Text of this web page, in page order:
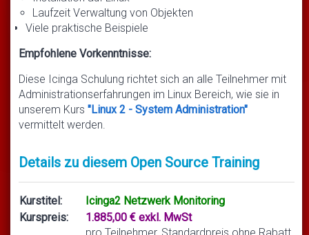
Laufzeit Verwaltung von Objekten
Viele praktische Beispiele
Empfohlene Vorkenntnisse:
Diese Icinga Schulung richtet sich an alle Teilnehmer mit
Administrationserfahrungen im Linux Bereich, wie sie in
unserem Kurs "Linux 2 - System Administration"
vermittelt werden.
Details zu diesem Open Source Training
Kurstitel:
Icinga2 Netzwerk Monitoring
Kurspreis:
1.885,00 € exkl. MwSt